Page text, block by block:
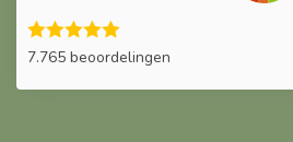
7.765 beoordelingen